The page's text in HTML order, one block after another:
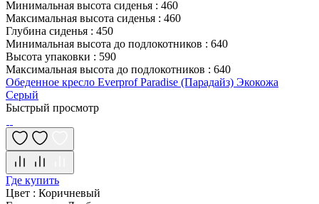
Минимальная высота сиденья : 460
Максимальная высота сиденья : 460
Глубина сиденья : 450
Минимальная высота до подлокотников : 640
Высота упаковки : 590
Максимальная высота до подлокотников : 640
Обеденное кресло Everprof Paradise (Парадайз) Экокожа
Серый
Быстрый просмотр
Где купить
Цвет : Коричневый